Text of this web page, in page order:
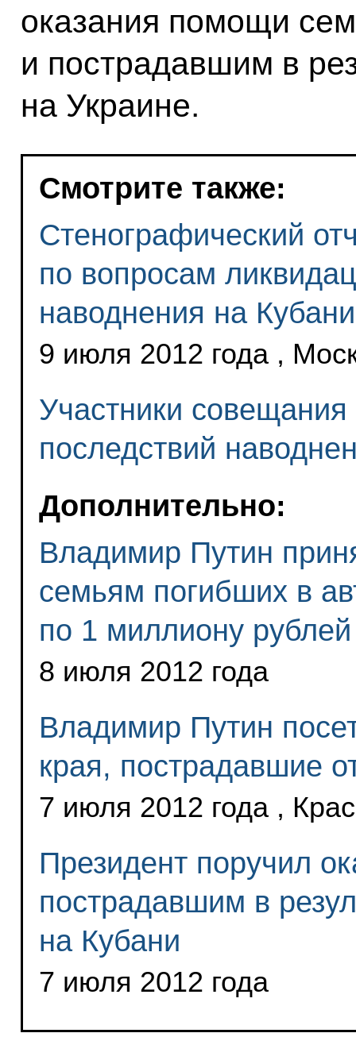
оказания помощи
и пострадавшим в
на Украине.
Смотрите также:
Стенографический
по вопросам
наводнения на Кубани
9 июля 2012 года ,
Участники
последствий
Дополнительно:
Владимир Путин
семьям погибших в
по 1 миллиону
8 июля 2012 года
Владимир Путин
края, пострадавшие
7 июля 2012 года ,
Президент поручил
пострадавшим в
на Кубани
7 июля 2012 года